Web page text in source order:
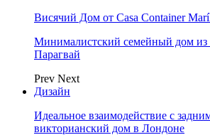
Висячий Дом от Casa Container
Минималистский семейный дом из
Парагвай
Prev Next
Дизайн
Идеальное взаимодействие с
викторианский дом в Лондоне